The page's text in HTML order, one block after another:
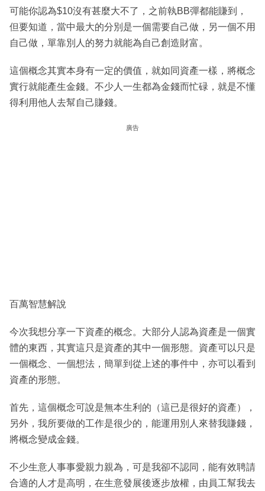
可能你認為$10沒有甚麼大不了，之前執BB彈都能賺到，
但要知道，當中最大的分別是一個需要自己做，另一個不用
自己做，單靠別人的努力就能為自己創造財富。
這個概念其實本身有一定的價值，就如同資產一樣，將概念
實行就能產生金錢。不少人一生都為金錢而忙碌，就是不懂
得利用他人去幫自己賺錢。
廣告
百萬智慧解說
今次我想分享一下資產的概念。大部分人認為資產是一個實
體的東西，其實這只是資產的其中一個形態。資產可以只是
一個概念、一個想法，簡單到從上述的事件中，亦可以看到
資產的形態。
首先，這個概念可說是無本生利的（這已是很好的資產），
另外，我所要做的工作是很少的，能運用別人來替我賺錢，
將概念變成金錢。
不少生意人事事愛親力親為，可是我卻不認同，能有效聘請
合適的人才是高明，在生意發展後逐步放權，由員工幫我去